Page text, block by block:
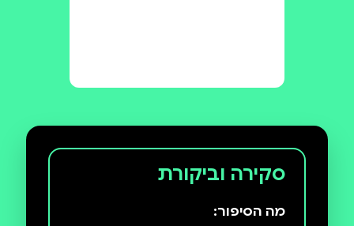
סקירה וביקורת
מה הסיפור: